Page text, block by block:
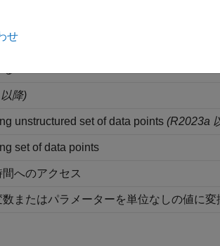
降)
unstructured set of data points (R2023a
set of data points
へのアクセス
またはパラメーターを単位なしの値に変
せ